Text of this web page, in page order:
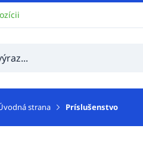
strana Príslušenstvo